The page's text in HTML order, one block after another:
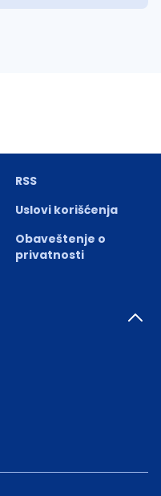
RSS
Uslovi korišćenja
Obaveštenje o
privatnosti